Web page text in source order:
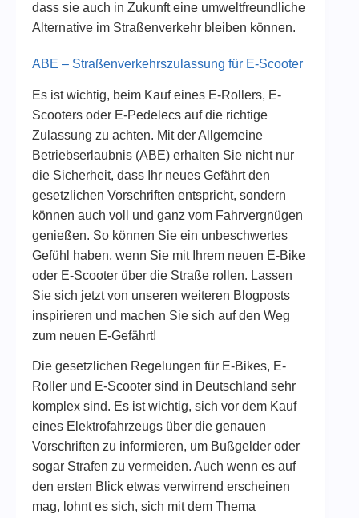
dass sie auch in Zukunft eine umweltfreundliche
Alternative im Straßenverkehr bleiben können.
ABE – Straßenverkehrszulassung für E-Scooter
Es ist wichtig, beim Kauf eines E-Rollers, E-
Scooters oder E-Pedelecs auf die richtige
Zulassung zu achten. Mit der Allgemeine
Betriebserlaubnis (ABE) erhalten Sie nicht nur
die Sicherheit, dass Ihr neues Gefährt den
gesetzlichen Vorschriften entspricht, sondern
können auch voll und ganz vom Fahrvergnügen
genießen. So können Sie ein unbeschwertes
Gefühl haben, wenn Sie mit Ihrem neuen E-Bike
oder E-Scooter über die Straße rollen. Lassen
Sie sich jetzt von unseren weiteren Blogposts
inspirieren und machen Sie sich auf den Weg
zum neuen E-Gefährt!
Die gesetzlichen Regelungen für E-Bikes, E-
Roller und E-Scooter sind in Deutschland sehr
komplex sind. Es ist wichtig, sich vor dem Kauf
eines Elektrofahrzeugs über die genauen
Vorschriften zu informieren, um Bußgelder oder
sogar Strafen zu vermeiden. Auch wenn es auf
den ersten Blick etwas verwirrend erscheinen
mag, lohnt es sich, sich mit dem Thema